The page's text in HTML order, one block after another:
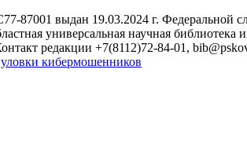
87001 выдан 19.03.2024 г. Федеральной
универсальная научная
редакции +7(8112)72-84-01,
уловки кибермошенников